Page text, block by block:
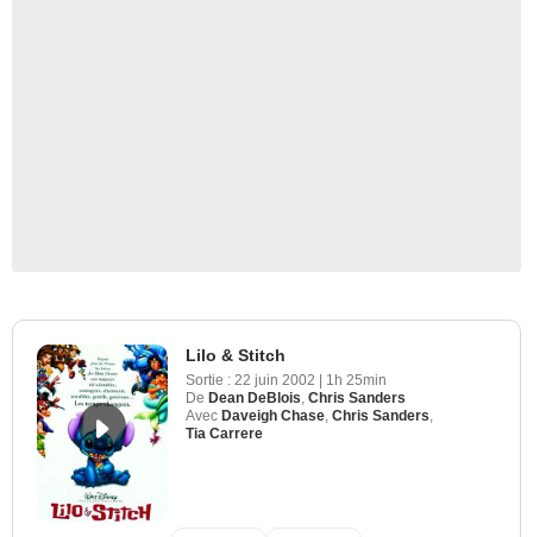
Lilo & Stitch
Sortie : 22 juin 2002 | 1h 25min
De Dean DeBlois Chris Sanders
Avec Daveigh Chase Chris Sanders
Tia Carrere